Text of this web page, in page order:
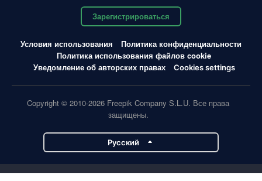
Зарегистрироваться
Условия использования
Политика конфиденциальности
Политика использования файлов cookie
Уведомление об авторских правах
Cookies settings
Copyright © 2010-2026 Freepik Company S.L.U. Все права
защищены.
Pусский